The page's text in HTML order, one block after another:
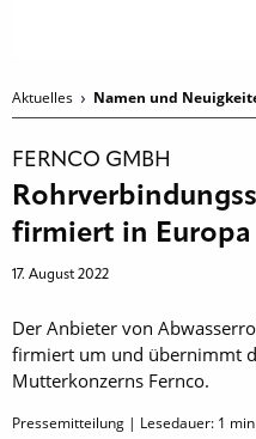
Aktuelles Namen und
FERNCO GMBH
firmiert in Europa
17. August 2022
Der Anbieter von
firmiert um und übernimmt
Mutterkonzerns Fernco.
Pressemitteilung | Lesedauer: 1